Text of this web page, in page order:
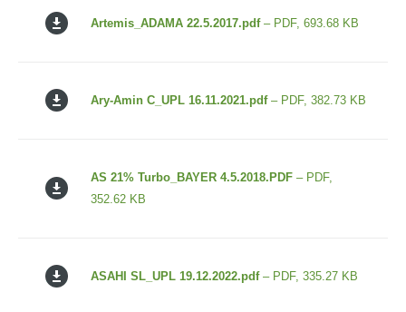
Artemis_ADAMA 22.5.2017.pdf– PDF, 693.68 KB
Ary-Amin C_UPL 16.11.2021.pdf– PDF, 382.73 KB
AS 21% Turbo_BAYER 4.5.2018.PDF – PDF,
352.62 KB
ASAHI SL_UPL 19.12.2022.pdf– PDF, 335.27 KB